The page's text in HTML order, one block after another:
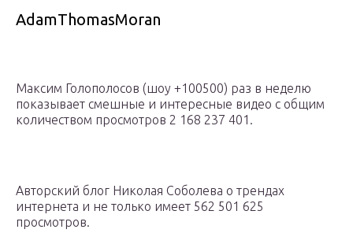
AdamThomasMoran
Максим Голополосов (шоу +100500) раз в неделю
показывает смешные и интересные видео с общим
количеством просмотров 2 168 237 401.
Авторский блог Николая Соболева о трендах
интернета и не только имеет 562 501 625
просмотров.